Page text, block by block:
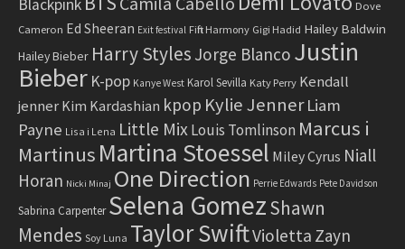
Blackpink
Dove
Cameron Ed Sheeran Exit festival Fifth Harmony Gigi Hadid Hailey Baldwin
Hailey Bieber Harry Styles Jorge Blanco Justin
Bieber K-pop Kanye West Karol Sevilla Katy Perry Kendall
jenner Kim Kardashian kpop Kylie Jenner Liam
Payne Lisa i Lena Little Mix Louis Tomlinson Marcus i
Martinus Martina Stoessel Miley Cyrus Niall
Horan Nicki Minaj One Direction Perrie Edwards Pete Davidson
Sabrina Carpenter Selena GomezShawn
Mendes Soy Luna Taylor SwiftVioletta Zayn